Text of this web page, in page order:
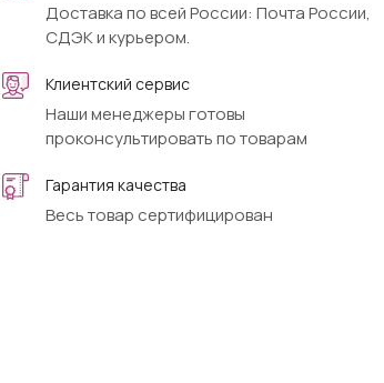
Доставка по всей России: Почта России,
СДЭК и курьером.
Клиентский сервис
Наши менеджеры готовы
проконсультировать по товарам
Гарантия качества
Весь товар сертифицирован